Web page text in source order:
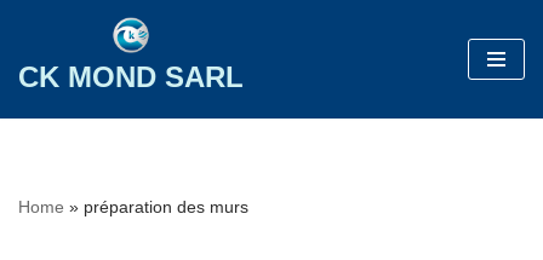
Aller
CK MOND SARL
Home » préparation des murs